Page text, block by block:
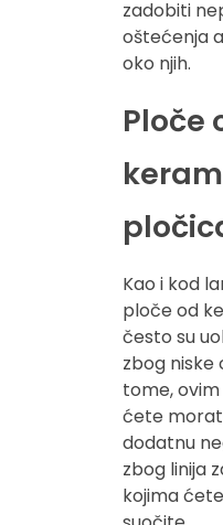
zadobiti
oštećenja
oko njih.
Ploče
Kao i kod
ploče od
često su
zbog niske
tome,
ćete
dodatnu
zbog linija
kojima